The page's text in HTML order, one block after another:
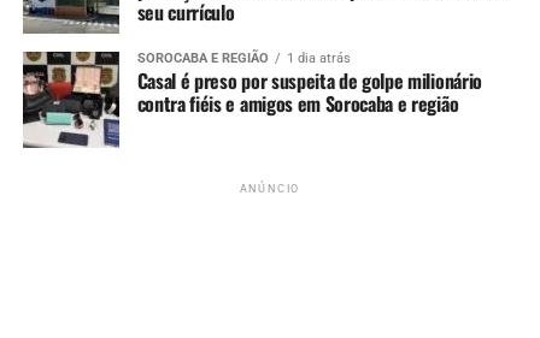
UP NEXT
Inscrições para concurso público da Saúde em Sorocaba
terminam na quarta-feira (1º)
NÃO PERCA
Alunos protestam em escola de Sorocaba após denúncia de
estupro envolvendo estudante
seu currículo
SOROCABA E REGIÃO 1 dia atrás
Casal é preso por suspeita de golpe milionário
contra fiéis e amigos em Sorocaba e região
ANÚNCIO